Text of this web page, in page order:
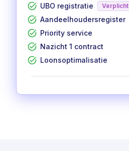
UBO registratie
Verplicht
Aandeelhoudersregister
Priority service
Nazicht 1 contract
Loonsoptimalisatie